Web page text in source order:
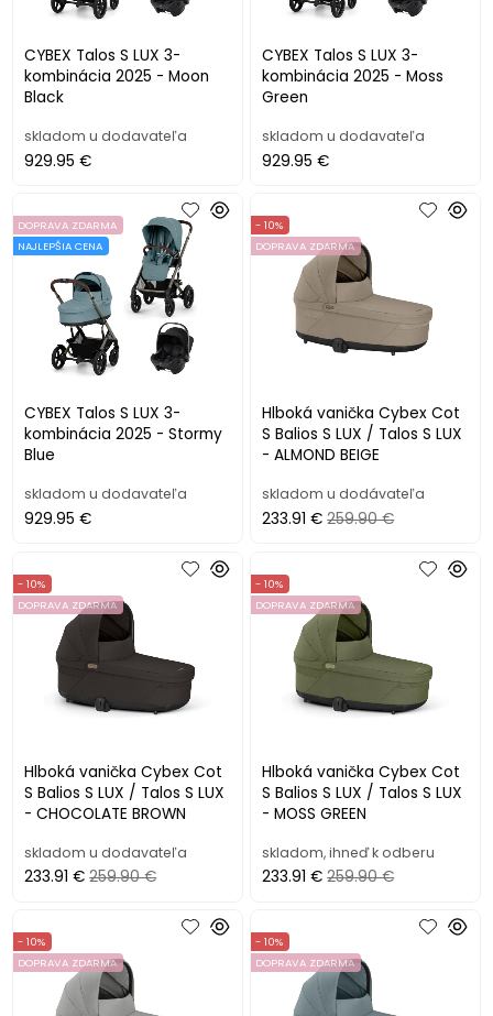
CYBEX Talos S LUX 3-
kombinácia 2025 - Moon
Black
skladom u dodavateľa
929.95 €
CYBEX Talos S LUX 3-
kombinácia 2025 - Moss
Green
skladom u dodavateľa
929.95 €
CYBEX Talos S LUX 3-
kombinácia 2025 - Stormy
Blue
DOPRAVA ZDARMA
NAJLEPŠIA CENA
skladom u dodavateľa
929.95 €
Hlboká vanička Cybex Cot
S Balios S LUX / Talos S LUX
- ALMOND BEIGE
- 10%
DOPRAVA ZDARMA
skladom u dodávateľa
233.91 € 259.90 €
Hlboká vanička Cybex Cot
S Balios S LUX / Talos S LUX
- CHOCOLATE BROWN
- 10%
DOPRAVA ZDARMA
skladom u dodavateľa
233.91 € 259.90 €
Hlboká vanička Cybex Cot
S Balios S LUX / Talos S LUX
- MOSS GREEN
- 10%
DOPRAVA ZDARMA
skladom, ihneď k odberu
233.91 € 259.90 €
- 10%
DOPRAVA ZDARMA
- 10%
DOPRAVA ZDARMA